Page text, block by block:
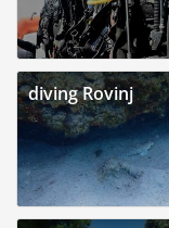
diving Rovinj